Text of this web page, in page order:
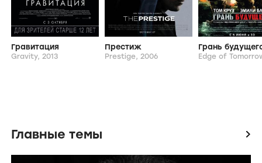
Похожие фильмы и сериалы